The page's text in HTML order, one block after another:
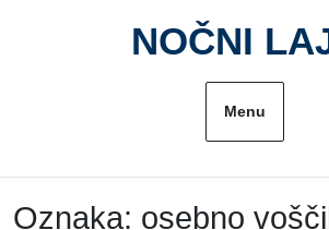
NOČNI
Menu
Oznaka: osebno